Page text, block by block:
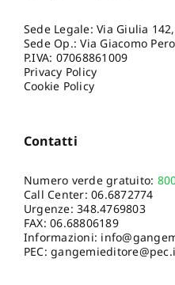
Sede Legale: Via Giulia
Sede Op.: Via Giacomo
P.IVA: 07068861009
Privacy Policy
Cookie Policy
Contatti
Numero verde gratuito:
Call Center:06.6872774
Urgenze:348.4769803
FAX: 06.68806189
Informazioni:
PEC: